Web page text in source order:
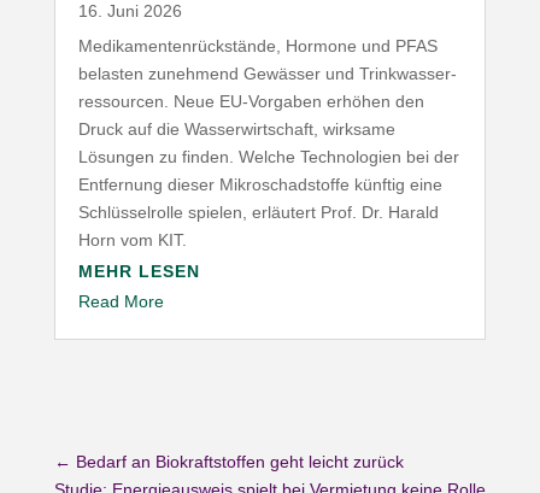
16. Juni 2026
Medi­ka­men­ten­rück­stände, Hormone und PFAS
belasten zunehmend Gewässer und Trink­was­ser­
res­sourcen. Neue EU-​Vorgaben erhöhen den
Druck auf die Wasser­wirt­schaft, wirksame
Lösungen zu finden. Welche Tech­no­logien bei der
Entfernung dieser Mikro­schad­stoffe künftig eine
Schlüs­sel­rolle spielen, erläutert Prof. Dr. Harald
Horn vom KIT.
MEHR LESEN
Read More
← Bedarf an Biokraftstoffen geht leicht zurück